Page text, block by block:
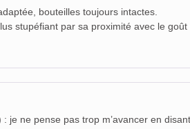
bouteilles toujours intactes.
stupéfiant par sa proximité avec le goût
je ne pense pas trop m’avancer en